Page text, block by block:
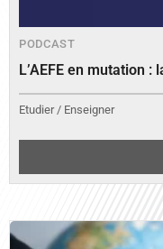
PODCAST
L’AEFE en mutation
Etudier / Enseigner